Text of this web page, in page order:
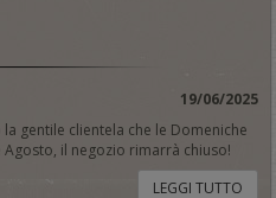
19/06/2025
gentile clientela che le Domeniche
Agosto, il negozio rimarrà chiuso!
LEGGI TUTTO